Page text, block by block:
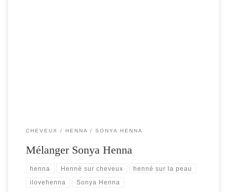
CHEVEUX HENNA SONYA HENNA
Mélanger Sonya Henna
henna Henné sur cheveux henné sur la peau
ilovehenna Sonya Henna